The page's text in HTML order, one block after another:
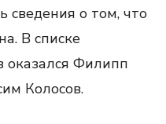
сведения о том, что
В списке
оказался Филипп
Колосов.